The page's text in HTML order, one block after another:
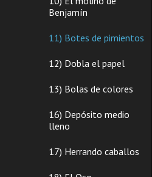
Benjamín
11) Botes de pimientos
12) Dobla el papel
13) Bolas de colores
16) Depósito medio
lleno
17) Herrando caballos